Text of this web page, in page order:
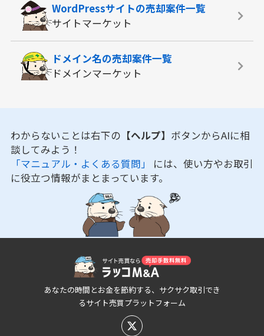
WordPressサイトの売却案件一覧
サイトマーケット
ドメイン名の売却案件一覧
ドメインマーケット
わからないことは右下の 【ヘルプ】 ボタンからAIに相
談してみよう！
「マニュアル・よくある質問」 には、使い方やお取引
に役立つ情報がまとまっています。
あなたの時間とお金を節約する、サクサク取引でき
るサイト売買プラットフォーム